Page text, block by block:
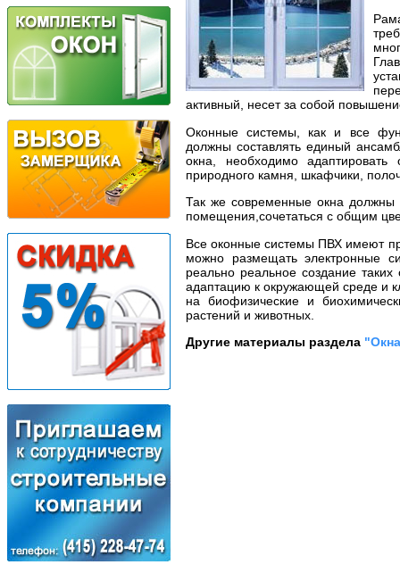
активный, несет за собой
Оконные системы, как и все
должны составлять единый
окна, необходимо адаптировать
природного камня, шкафчики,
Так же современные окна должны
помещения,сочетаться с общим
Все оконные системы ПВХ имеют
можно размещать электронные
реально реальное создание
адаптацию к окружающей среде и
на биофизические и
растений и животных.
Другие материалы раздела